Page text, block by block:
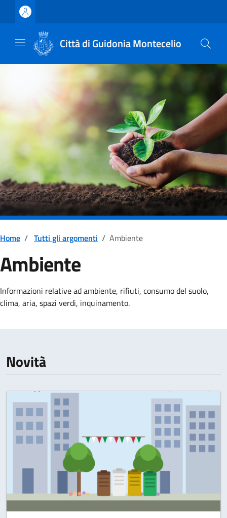
Vai ai contenuti
Vai al footer
Città di Guidonia Montecelio
Home / Tutti gli argomenti / Ambiente
Ambiente
Dettagli della notizia
Informazioni relative ad ambiente, rifiuti, consumo del suolo,
clima, aria, spazi verdi, inquinamento.
Novità